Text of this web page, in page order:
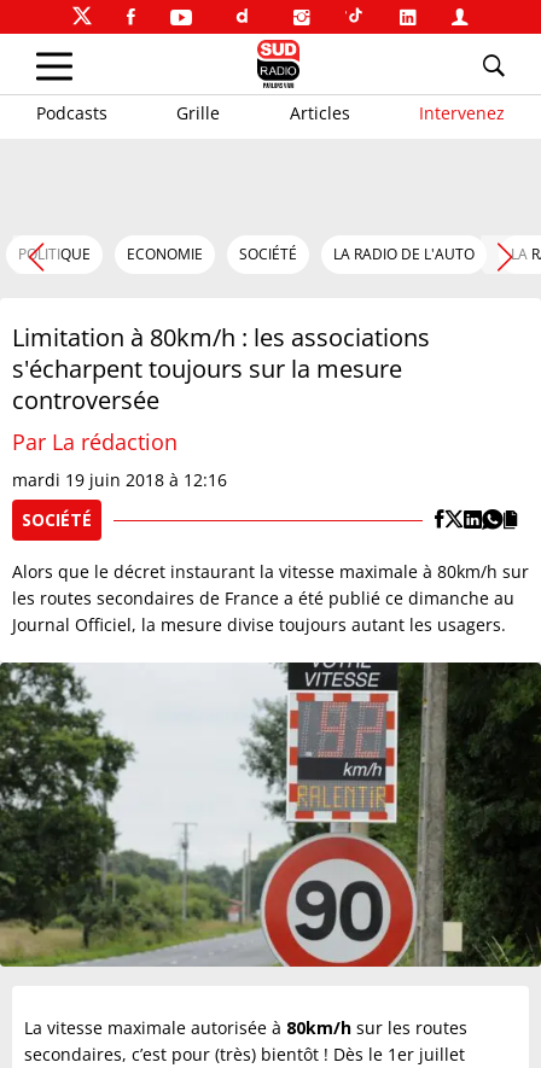
Podcasts Grille Articles Intervenez
POLITIQUE ECONOMIE SOCIÉTÉ LA RADIO DE L'AUTO LA
Limitation à 80km/h : les associations
s'écharpent toujours sur la mesure
controversée
Par La rédaction
mardi 19 juin 2018 à 12:16
SOCIÉTÉ
Alors que le décret instaurant la vitesse maximale à 80km/h sur
les routes secondaires de France a été publié ce dimanche au
Journal Officiel, la mesure divise toujours autant les usagers.
La vitesse maximale autorisée à 80km/h sur les routes
secondaires, c’est pour (très) bientôt ! Dès le 1er juillet